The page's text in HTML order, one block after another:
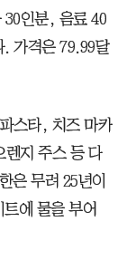
30인분, 음료 40
. 가격은 79.99달
스타, 치즈 마카
지 주스 등 다
은 무려 25년이
에 물을 부어